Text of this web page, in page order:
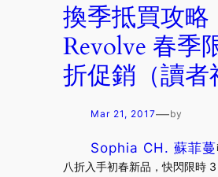
換季抵買攻略
Revolve 春季
折促銷（讀者
Mar 21, 2017—by
Sophia CH. 蘇菲蔓
八折入手初春新品，快閃限時 3